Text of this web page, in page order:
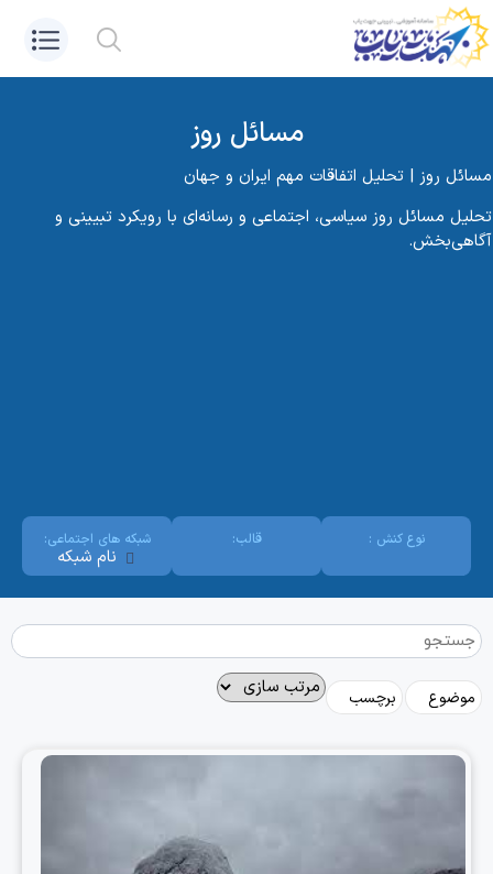
مسائل روز
مسائل روز | تحلیل اتفاقات مهم ایران و جهان
تحلیل مسائل روز سیاسی، اجتماعی و رسانه‌ای با رویکرد تبیینی و
آگاهی‌بخش.
نوع کنش : قالب: شبکه های اجتماعی:
نام شبکه